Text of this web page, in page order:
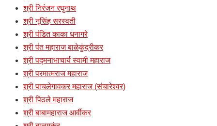
श्री निरंजन रघुनाथ
श्री नृसिंह सरस्वती
श्री पंडित काका धनागरे
श्री पंत महाराज बाळेकुंद्रीकर
श्री पद्मनाभाचार्य स्वामी महाराज
श्री परमात्मराज महाराज
श्री पाचलेगावकर महाराज (संचारेश्वर)
श्री पिठले महाराज
श्री बाबामहाराज आर्वीकर